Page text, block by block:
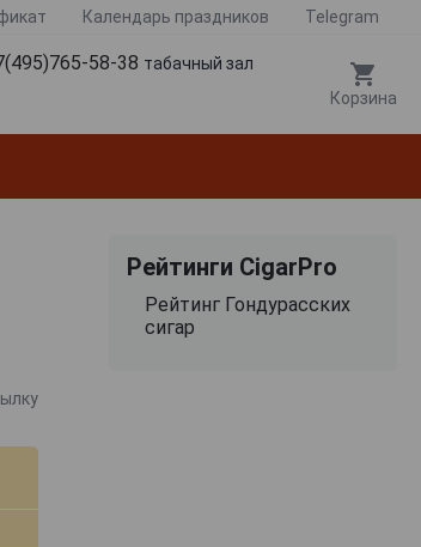
Календарь праздников Telegram
58-38 табачный зал
Корзина
Рейтинги CigarPro
Рейтинг Гондурасских
сигар